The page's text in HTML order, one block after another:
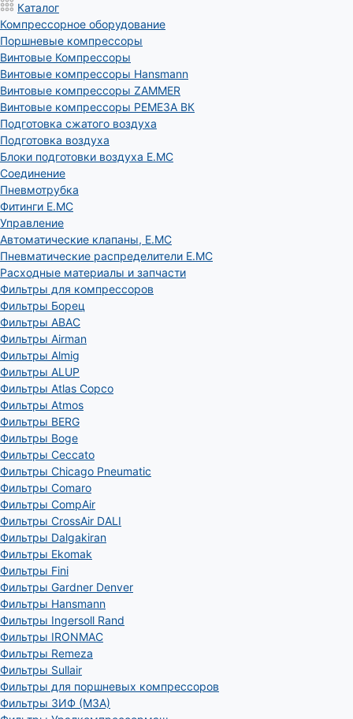
Каталог
Компрессорное оборудование
Поршневые компрессоры
Винтовые Компрессоры
Винтовые компрессоры Hansmann
Винтовые компрессоры ZAMMER
Винтовые компрессоры РЕМЕЗА ВК
Подготовка сжатого воздуха
Подготовка воздуха
Блоки подготовки воздуха E.MC
Соединение
Пневмотрубка
Фитинги E.MC
Управление
Автоматические клапаны, Е.МС
Пневматические распределители E.MC
Расходные материалы и запчасти
Фильтры для компрессоров
Фильтры Борец
Фильтры ABAC
Фильтры Airman
Фильтры Almig
Фильтры ALUP
Фильтры Atlas Copco
Фильтры Atmos
Фильтры BERG
Фильтры Boge
Фильтры Ceccato
Фильтры Chicago Pneumatic
Фильтры Comaro
Фильтры CompAir
Фильтры CrossAir DALI
Фильтры Dalgakiran
Фильтры Ekomak
Фильтры Fini
Фильтры Gardner Denver
Фильтры Hansmann
Фильтры Ingersoll Rand
Фильтры IRONMAC
Фильтры Remeza
Фильтры Sullair
Фильтры для поршневых компрессоров
Фильтры ЗИФ (МЗА)